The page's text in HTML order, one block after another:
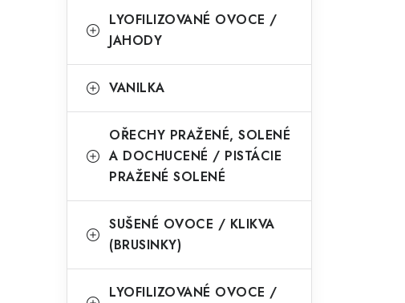
LYOFILIZOVANÉ OVOCE /
JAHODY
VANILKA
OŘECHY PRAŽENÉ, SOLENÉ
A DOCHUCENÉ / PISTÁCIE
PRAŽENÉ SOLENÉ
SUŠENÉ OVOCE / KLIKVA
(BRUSINKY)
LYOFILIZOVANÉ OVOCE /